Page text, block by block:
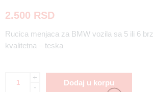
2.500 RSD
Rucica menjaca za BMW vozila sa 5 ili 6
kvalitetna – teska
+
-
Dodaj u korpu